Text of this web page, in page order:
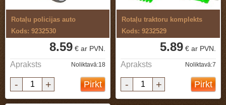
Rotaļu policijas auto
Kods: 9232530
8.59 € ar PVN.
Apraksts Noliktavā:18
- + Pirkt
Rotaļu traktoru komplekts
Kods: 9232529
5.89 € ar PVN.
Apraksts Noliktavā:7
- + Pirkt